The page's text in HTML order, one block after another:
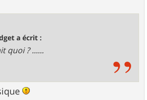
a écrit :
quoi ? ......